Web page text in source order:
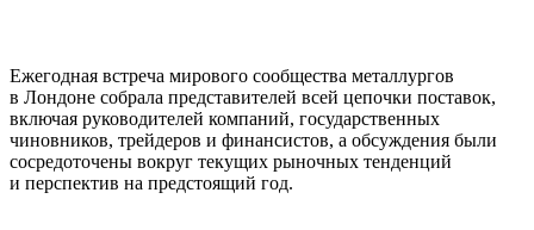
Ежегодная встреча мирового сообщества металлургов
в Лондоне собрала представителей всей цепочки поставок,
включая руководителей компаний, государственных
чиновников, трейдеров и финансистов, а обсуждения были
сосредоточены вокруг текущих рыночных тенденций
и перспектив на предстоящий год.